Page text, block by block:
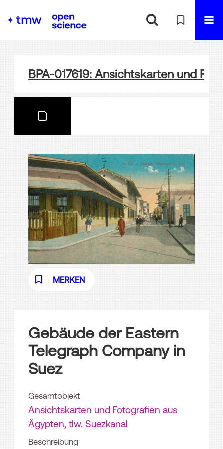
BPA-017619: Ansichtskarten und
MERKEN
Gebäude der Eastern
Telegraph Company in
Suez
Gesamtobjekt
Ansichtskarten und Fotografien aus
Ägypten, tlw. Suezkanal
Beschreibung